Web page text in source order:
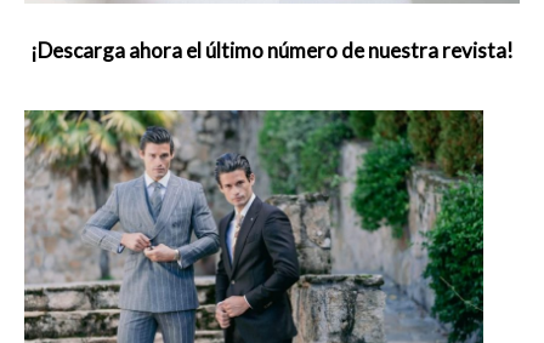
¡Descarga ahora el último número de nuestra revista!